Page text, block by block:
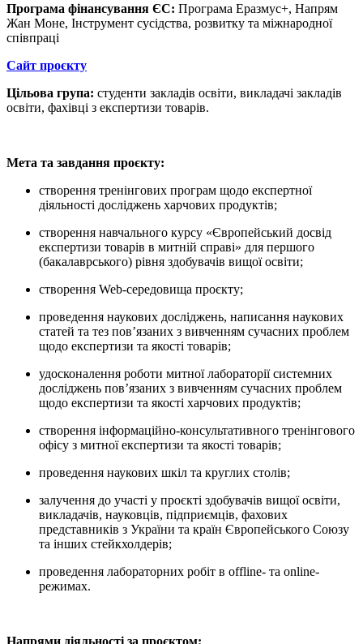
Програма фінансування ЄС: Програма Еразмус+, Напрям
Жан Моне, Інструмент сусідства, розвитку та міжнародної
співпраці
Сайт проєкту
Цільова група: студенти закладів освіти, викладачі закладів
освіти, фахівці з експертизи товарів.
Мета та завдання проєкту:
створення тренінгових програм щодо експертної
діяльності досліджень харчових продуктів;
створення навчального курсу «Європейський досвід
експертизи товарів в митній справі» для першого
(бакалаврського) рівня здобувачів вищої освіти;
створення Web-середовища проєкту;
проведення наукових досліджень, написання наукових
статей та тез пов’язаних з вивченням сучасних проблем
щодо експертизи та якості товарів;
удосконалення роботи митної лабораторії системних
досліджень пов’язаних з вивченням сучасних проблем
щодо експертизи та якості харчових продуктів;
створення інформаційно-консультативного тренінгового
офісу з митної експертизи та якості товарів;
проведення наукових шкіл та круглих столів;
залучення до участі у проєкті здобувачів вищої освіти,
викладачів, науковців, підприємців, фахових
представників з України та країн Європейського Союзу
та інших стейкхолдерів;
проведення лабораторних робіт в offline- та online-
режимах.
Напрями діяльності за проєктом: